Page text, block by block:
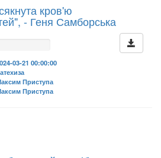
кров'ю
- Геня Самборська
03-21 00:00:00
Приступа
Приступа